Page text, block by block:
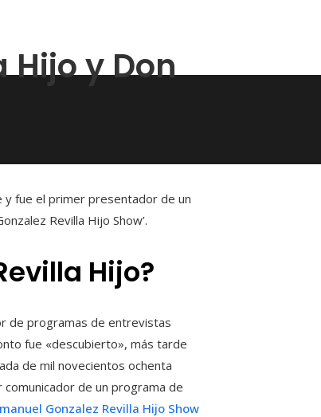
Hijo y Don
fue el primer presentador de un
Revilla Hijo Show’.
Hijo?
de programas de entrevistas
fue «descubierto», más tarde
de mil novecientos ochenta
de un programa de
Gonzalez Revilla Hijo Show